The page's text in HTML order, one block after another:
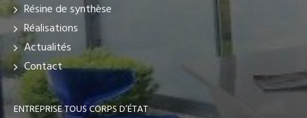
Résine de synthèse
Réalisations
Actualités
Contact
ENTREPRISE TOUS CORPS D’ÉTAT